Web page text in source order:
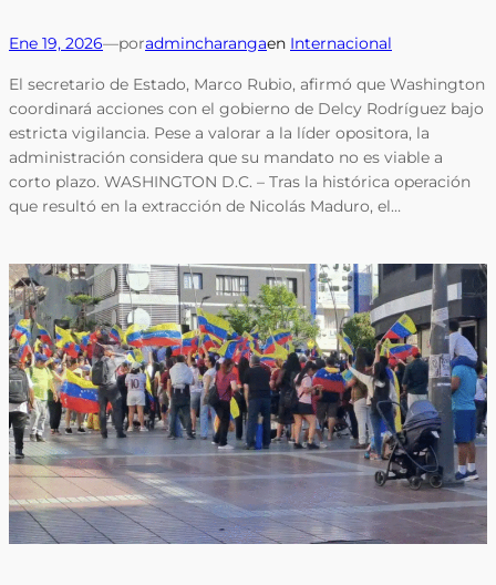
Ene 19, 2026—poradmincharangaen Internacional
El secretario de Estado, Marco Rubio, afirmó que Washington
coordinará acciones con el gobierno de Delcy Rodríguez bajo
estricta vigilancia. Pese a valorar a la líder opositora, la
administración considera que su mandato no es viable a
corto plazo. WASHINGTON D.C. – Tras la histórica operación
que resultó en la extracción de Nicolás Maduro, el…